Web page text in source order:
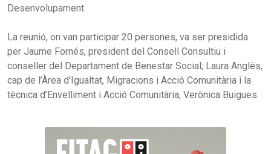
Desenvolupament.
La reunió, on van participar 20 persones, va ser presidida
per Jaume Fornés, president del Consell Consultiu i
conseller del Departament de Benestar Social; Laura Anglès,
cap de l’Àrea d’Igualtat, Migracions i Acció Comunitària i la
tècnica d’Envelliment i Acció Comunitària, Verònica Buigues.